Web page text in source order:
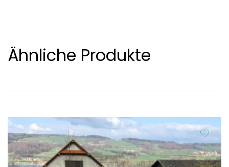
Ähnliche Produkte